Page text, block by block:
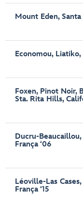
Mount Eden,
Economou, Liatiko,
Foxen, Pinot Noir,
Sta. Rita Hills,
Ducru-
França ‘06
Léoville-Las
França ‘15